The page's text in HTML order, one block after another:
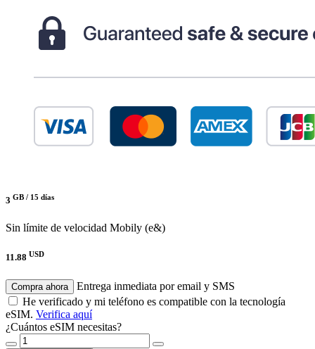
3 GB / 15 días
Sin límite de velocidad Mobily (e&)
11.88 USD
Compra ahora
Entrega inmediata por email y SMS
He verificado y mi teléfono es compatible con la tecnología
eSIM. Verifica aquí
¿Cuántos eSIM necesitas?